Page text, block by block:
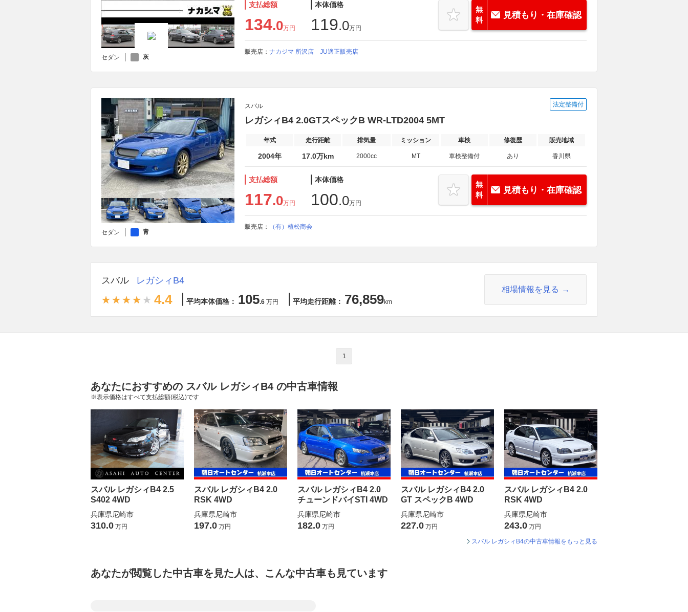
セダン 灰
支払総額
134.0万円
本体価格
119.0万円
無
料
見積もり・在庫確認
販売店： ナカジマ 所沢店 JU適正販売店
セダン 青
スバル 法定整備付
レガシィB4 2.0GTスペックB WR-LTD2004 5MT
年式 走行距離 排気量 ミッション 車検 修復歴 販売地域
2004年 17.0万km 2000cc MT 車検整備付 あり 香川県
支払総額
117.0万円
本体価格
100.0万円
無
料
見積もり・在庫確認
販売店： （有）植松商会
スバル レガシィB4
4.4 平均本体価格： 105.6 万円 平均走行距離： 76,859km
相場情報を見る
1
あなたにおすすめの スバル レガシィB4 の中古車情報
※表示価格はすべて支払総額(税込)です
スバル レガシィB4 2.5
S402 4WD
兵庫県尼崎市
310.0 万円
スバル レガシィB4 2.0
RSK 4WD
兵庫県尼崎市
197.0 万円
スバル レガシィB4 2.0
チューンドバイSTI 4WD
兵庫県尼崎市
182.0 万円
スバル レガシィB4 2.0
GT スペックB 4WD
兵庫県尼崎市
227.0 万円
スバル レガシィB4 2.0
RSK 4WD
兵庫県尼崎市
243.0 万円
スバル レガシィB4の中古車情報をもっと見る
あなたが閲覧した中古車を見た人は、こんな中古車も見ています